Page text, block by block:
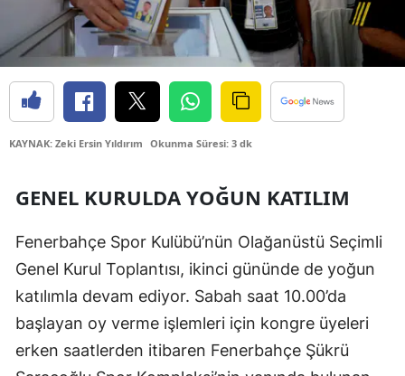
Bursa
Çanakkale
Çankırı
Edirne
Elazığ
Erzincan
Erzurum
KAYNAK: Zeki Ersin Yıldırım Okunma Süresi: 3 dk
GENEL KURULDA YOĞUN KATILIM
Fenerbahçe Spor Kulübü’nün Olağanüstü Seçimli
Genel Kurul Toplantısı, ikinci gününde de yoğun
katılımla devam ediyor. Sabah saat 10.00’da
başlayan oy verme işlemleri için kongre üyeleri
erken saatlerden itibaren Fenerbahçe Şükrü